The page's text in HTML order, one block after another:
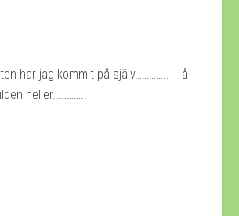
har jag kommit på själv………….. å
heller…………..